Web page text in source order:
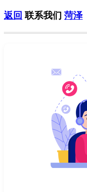
返回 联系我们 菏泽